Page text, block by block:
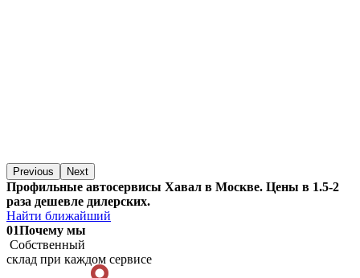
Previous Next
Профильные автосервисы Хавал в Москве. Цены в 1.5-2
раза дешевле дилерских.
Найти ближайший
01Почему мы
Собственный
склад при каждом сервисе